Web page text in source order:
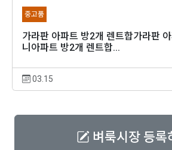
중고품
가라판 아파트 방2개 렌트합가라판
니아파트 방2개 렌트합...
03.15
벼룩시장 등록